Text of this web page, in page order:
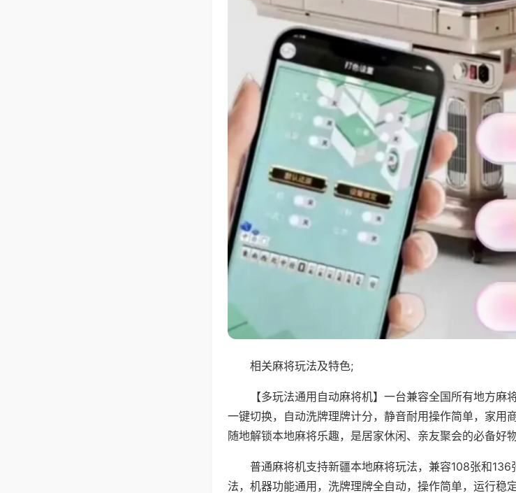
相关麻将玩法及特色;
【多玩法通用自动麻将机】一台兼容全国所有地方
一键切换，自动洗牌理牌计分，静音耐用操作简单，家用
随地解锁本地麻将乐趣，是居家休闲、亲友聚会的必备好物
普通麻将机支持新疆本地麻将玩法，兼容108张和
法，机器功能通用，洗牌理牌全自动，操作简单，运行稳